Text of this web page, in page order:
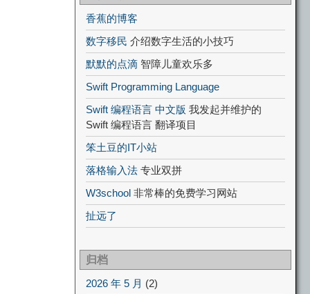
香蕉的博客
数字移民 介绍数字生活的小技巧
默默的点滴 智障儿童欢乐多
Swift Programming Language
Swift 编程语言 中文版 我发起并维护的
Swift 编程语言 翻译项目
笨土豆的IT小站
落格输入法 专业双拼
W3school 非常棒的免费学习网站
扯远了
归档
2026 年 5 月 (2)